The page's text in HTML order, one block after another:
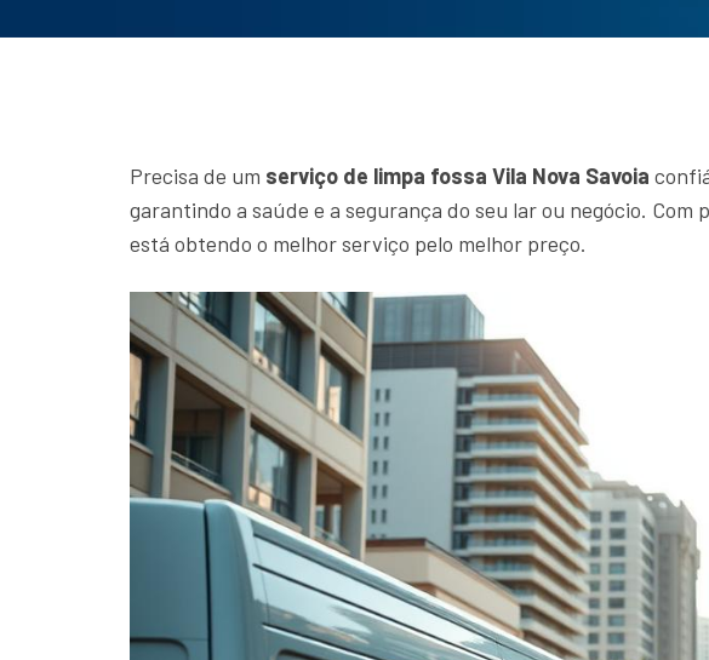
Precisa de um serviço de limpa fossa Vila Nova Savoia
garantindo a saúde e a segurança do seu lar ou negócio. Com
está obtendo o melhor serviço pelo melhor preço.